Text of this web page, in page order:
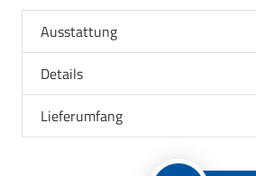
Ausstattung
Details
Lieferumfang